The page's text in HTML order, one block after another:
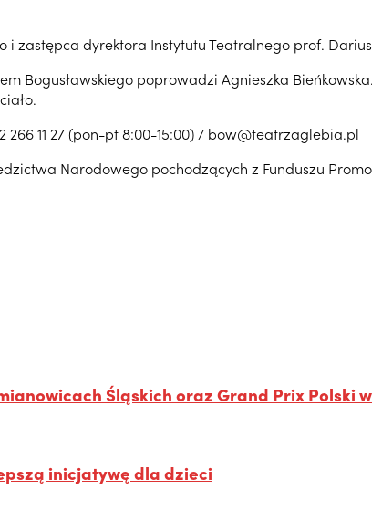
i zastępca dyrektora Instytutu Teatralnego prof.
Bogusławskiego poprowadzi Agnieszka
11 27 (pon-pt 8:00-15:00) / bow@teatrzaglebia.pl
Narodowego pochodzących z Funduszu
Śląskich oraz Grand Prix Polski
inicjatywę dla dzieci